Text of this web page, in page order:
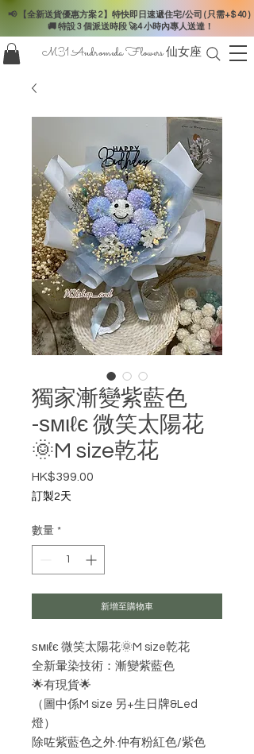
📢 【全新送貨優惠方案 2】特快即日速遞住宅/公司 ( 只需+$ 40 )
🚚 特設 3 個派送時段 🚀4 小時內專人送達！
M31 Andromeda Flowers 仙女座
獨家漸變紫藍色
-ѕмιℓє 微笑太陽花
🌞M size乾花
HK$399.00
訂製2天
數量 *
新增至購物車
ѕмιℓє 微笑太陽花🌞M size乾花
全新暈染技術：漸變紫藍色
🌟有現貨🌟
（圖中係M size 另+生日牌&Led
燈）
除咗紫藍色之外.仲有粉紅色/紫色